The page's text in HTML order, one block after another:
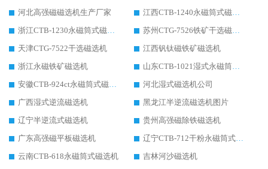
河北高强磁磁选机生产厂家
江西CTB-1240永磁筒式磁选机厂家
浙江CTB-1230永磁筒式磁选机生产厂家
苏州CTG-7526铁矿干选磁选机
天津CTG-7522干选磁选机
江西钒钛磁铁矿磁选机
浙江永磁铁矿磁选机
山东CTB-1021湿式永磁筒式磁选机
安徽CTB-924ct永磁筒式磁选机
河北湿式磁选机公司
广西湿式逆流磁选机
黑龙江半逆流磁选机图片
辽宁半逆流式磁选机
贵州高强磁除铁磁选机
广东高强磁平板磁选机
辽宁CTB-712干粉永磁筒式磁选机
云南CTB-618永磁筒式磁选机
吉林河沙磁选机